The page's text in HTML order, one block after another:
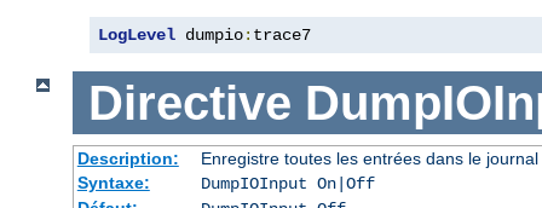
LogLevel dumpio: trace7
Directive
Description:
Enregistre toutes les entrées dans le
Syntaxe:
DumpIOInput On|Off